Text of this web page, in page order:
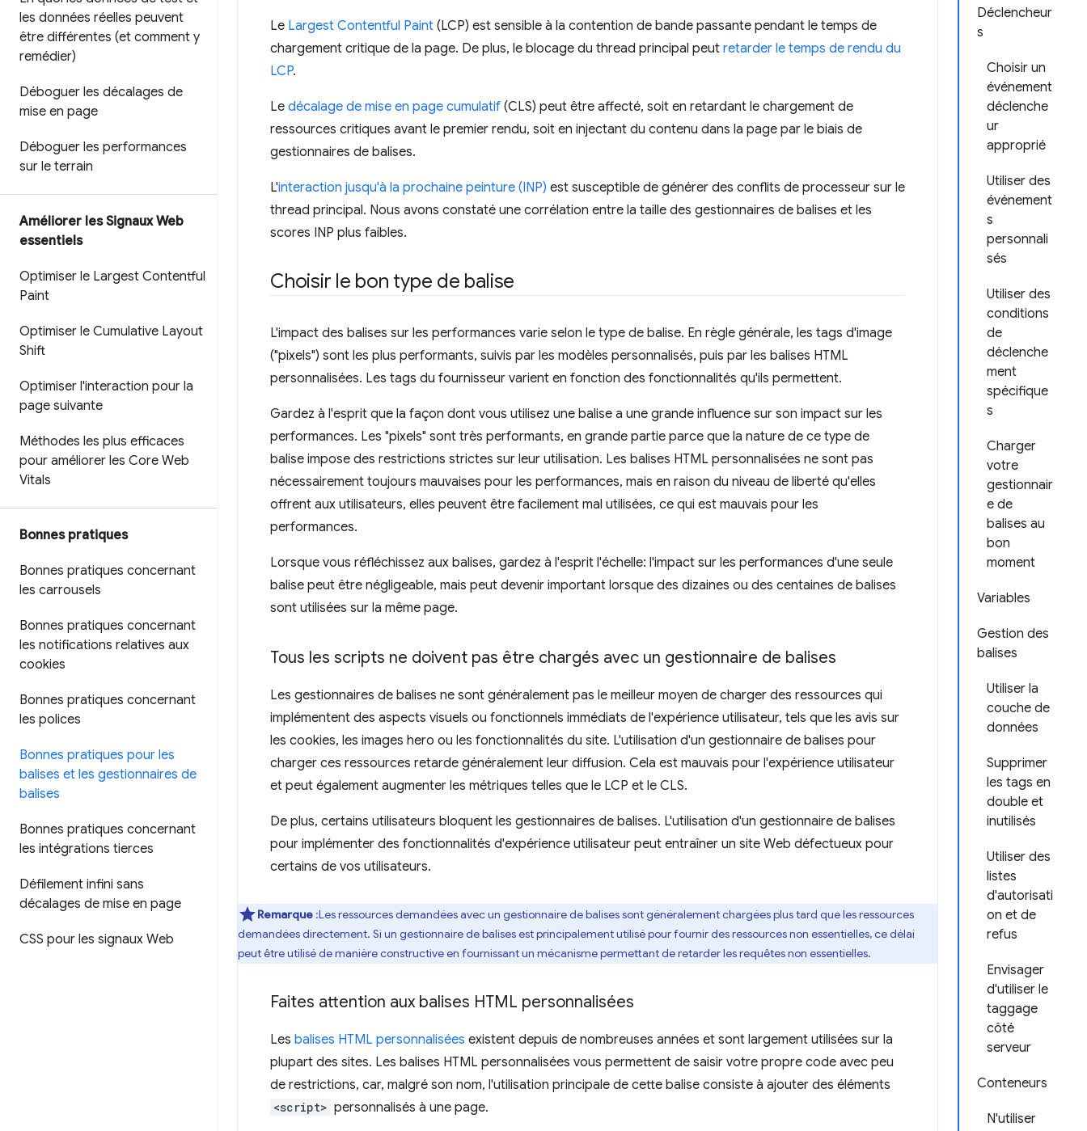
les données réelles peuvent
être différentes (et comment y
remédier)
Déboguer les décalages de
mise en page
Déboguer les performances
sur le terrain
Améliorer les Signaux Web
essentiels
Optimiser le Largest Contentful
Paint
Optimiser le Cumulative Layout
Shift
Optimiser l'interaction pour la
page suivante
Méthodes les plus efficaces
pour améliorer les Core Web
Vitals
Bonnes pratiques
Bonnes pratiques concernant
les carrousels
Bonnes pratiques concernant
les notifications relatives aux
cookies
Bonnes pratiques concernant
les polices
Bonnes pratiques pour les
balises et les gestionnaires de
balises
Bonnes pratiques concernant
les intégrations tierces
Défilement infini sans
décalages de mise en page
CSS pour les signaux Web
Déclencheur
s
Choisir un
événement
déclenche
ur
approprié
Utiliser des
événement
s
personnali
sés
Utiliser des
conditions
de
déclenche
ment
spécifique
s
Charger
votre
gestionnair
e de
balises au
bon
moment
Variables
Gestion des
balises
Utiliser la
couche de
données
Supprimer
les tags en
double et
inutilisés
Utiliser des
listes
d'autorisati
on et de
refus
Envisager
d'utiliser le
taggage
côté
serveur
Conteneurs
N'utiliser
Le Largest Contentful Paint (LCP) est sensible à la contention de bande passante pendant le temps de
chargement critique de la page. De plus, le blocage du thread principal peut retarder le temps de rendu du
LCP.
Le décalage de mise en page cumulatif (CLS) peut être affecté, soit en retardant le chargement de
ressources critiques avant le premier rendu, soit en injectant du contenu dans la page par le biais de
gestionnaires de balises.
L'interaction jusqu'à la prochaine peinture (INP) est susceptible de générer des conflits de processeur sur le
thread principal. Nous avons constaté une corrélation entre la taille des gestionnaires de balises et les
scores INP plus faibles.
Choisir le bon type de balise
L'impact des balises sur les performances varie selon le type de balise. En règle générale, les tags d'image
("pixels") sont les plus performants, suivis par les modèles personnalisés, puis par les balises HTML
personnalisées. Les tags du fournisseur varient en fonction des fonctionnalités qu'ils permettent.
Gardez à l'esprit que la façon dont vous utilisez une balise a une grande influence sur son impact sur les
performances. Les "pixels" sont très performants, en grande partie parce que la nature de ce type de
balise impose des restrictions strictes sur leur utilisation. Les balises HTML personnalisées ne sont pas
nécessairement toujours mauvaises pour les performances, mais en raison du niveau de liberté qu'elles
offrent aux utilisateurs, elles peuvent être facilement mal utilisées, ce qui est mauvais pour les
performances.
Lorsque vous réfléchissez aux balises, gardez à l'esprit l'échelle: l'impact sur les performances d'une seule
balise peut être négligeable, mais peut devenir important lorsque des dizaines ou des centaines de balises
sont utilisées sur la même page.
Tous les scripts ne doivent pas être chargés avec un gestionnaire de balises
Les gestionnaires de balises ne sont généralement pas le meilleur moyen de charger des ressources qui
implémentent des aspects visuels ou fonctionnels immédiats de l'expérience utilisateur, tels que les avis sur
les cookies, les images hero ou les fonctionnalités du site. L'utilisation d'un gestionnaire de balises pour
charger ces ressources retarde généralement leur diffusion. Cela est mauvais pour l'expérience utilisateur
et peut également augmenter les métriques telles que le LCP et le CLS.
De plus, certains utilisateurs bloquent les gestionnaires de balises. L'utilisation d'un gestionnaire de balises
pour implémenter des fonctionnalités d'expérience utilisateur peut entraîner un site Web défectueux pour
certains de vos utilisateurs.
Remarque :Les ressources demandées avec un gestionnaire de balises sont généralement chargées plus tard que les ressources
demandées directement. Si un gestionnaire de balises est principalement utilisé pour fournir des ressources non essentielles, ce délai
peut être utilisé de manière constructive en fournissant un mécanisme permettant de retarder les requêtes non essentielles.
Faites attention aux balises HTML personnalisées
Les balises HTML personnalisées existent depuis de nombreuses années et sont largement utilisées sur la
plupart des sites. Les balises HTML personnalisées vous permettent de saisir votre propre code avec peu
de restrictions, car, malgré son nom, l'utilisation principale de cette balise consiste à ajouter des éléments
<script> personnalisés à une page.